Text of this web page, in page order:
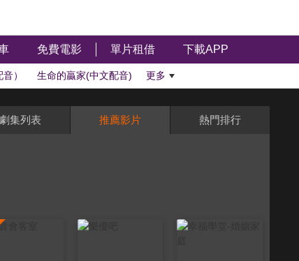
免費電影 單片租借 下載APP
） 生命的贏家(中文配音) 更多
劇集列表 推薦影片 熱門排行